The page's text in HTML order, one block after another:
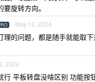
旋转方向。
May 12, 2024
理的问题，都是随手就能取
2024
行 平板转盘没啥区别 功能按